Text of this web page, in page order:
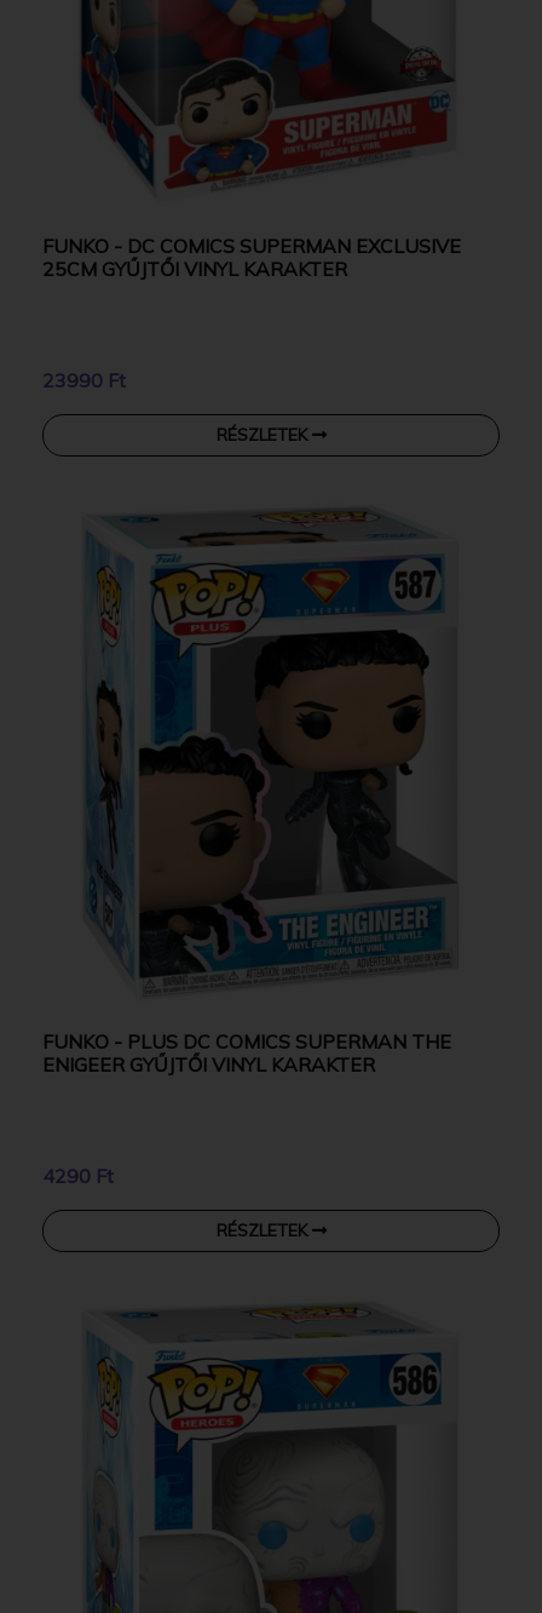
FUNKO - DC COMICS SUPERMAN EXCLUSIVE
25CM GYŰJTŐI VINYL KARAKTER
23990 Ft
RÉSZLETEK
FUNKO - PLUS DC COMICS SUPERMAN THE
ENIGEER GYŰJTŐI VINYL KARAKTER
4290 Ft
RÉSZLETEK